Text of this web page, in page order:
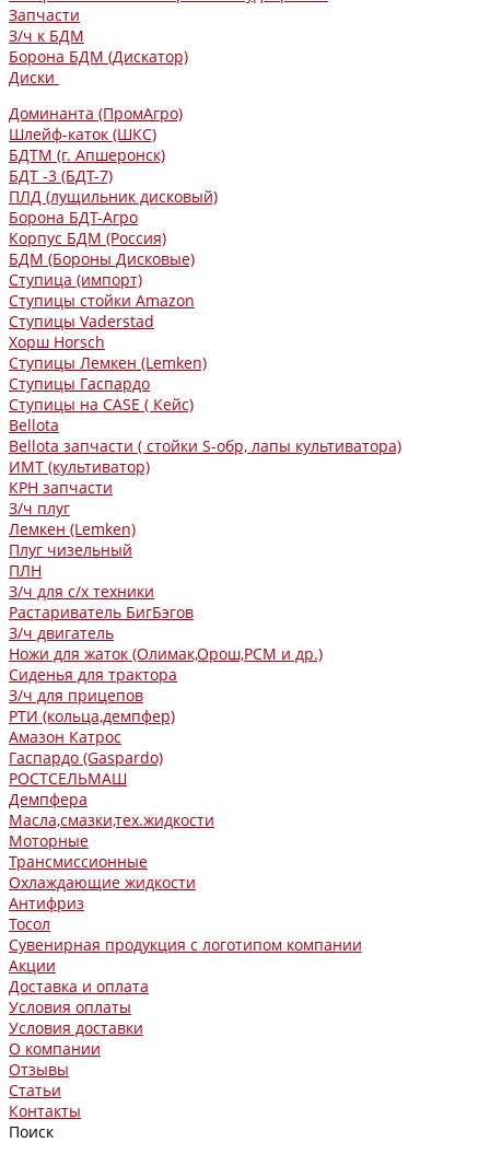
Запчасти
З/ч к БДМ
Борона БДМ (Дискатор)
Диски
Доминанта (ПромАгро)
Шлейф-каток (ШКС)
БДТМ (г. Апшеронск)
БДТ -3 (БДТ-7)
ПЛД (лущильник дисковый)
Борона БДТ-Агро
Корпус БДМ (Россия)
БДМ (Бороны Дисковые)
Ступица (импорт)
Ступицы стойки Amazon
Ступицы Vaderstad
Хорш Horsch
Ступицы Лемкен (Lemken)
Ступицы Гаспардо
Ступицы на CASE ( Кейс)
Bellota
Bellota запчасти ( стойки S-обр, лапы культиватора)
ИМТ (культиватор)
КРН запчасти
З/ч плуг
Лемкен (Lemken)
Плуг чизельный
ПЛН
З/ч для с/х техники
Растариватель БигБэгов
З/ч двигатель
Ножи для жаток (Олимак,Орош,РСМ и др.)
Сиденья для трактора
З/ч для прицепов
РТИ (кольца,демпфер)
Амазон Катрос
Гаспардо (Gaspardo)
РОСТСЕЛЬМАШ
Демпфера
Масла,смазки,тех.жидкости
Моторные
Трансмиссионные
Охлаждающие жидкости
Антифриз
Тосол
Сувенирная продукция с логотипом компании
Акции
Доставка и оплата
Условия оплаты
Условия доставки
О компании
Отзывы
Статьи
Контакты
Поиск